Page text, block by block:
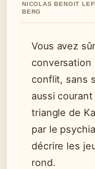
NICOLAS BENOIT
BERG
Vous avez
conversation
conflit, sans
aussi
triangle de
par le
décrire les
rond.